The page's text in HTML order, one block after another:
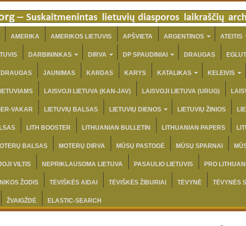
AMERIKA AMERIKOS LIETUVIS APŠVIETA ARGENTINOS ATEITIS
DARBININKAS DIRVA DP SPAUDINIAI DRAUGAS
DRAUGAS JAUNIMAS KARDAS KARYS KATALIKAS KELEIVIS
LAISVOJI LIETUVA (KAN-JAV) LAISVOJI LIETUVA (URUG)
VAKAR LIETUVIŲ BALSAS LIETUVIŲ DIENOS LIETUVIŲ ŽINIOS
LITH BOOSTER LITHUANIAN BULLETIN LITHUANIAN PAPERS
BALSAS MOTERŲ DIRVA MŪSŲ PASTOGĖ MŪSŲ SPARNAI
VILTIS NEPRIKLAUSOMA LIETUVA PASAULIO LIETUVIS PRO
ŽODIS TĖVIŠKĖS AIDAI TĖVIŠKĖS ŽIBURIAI TĖVYNĖ TĖVYNĖS
ŽVAIGŽDĖ ELASTIC-SEARCH